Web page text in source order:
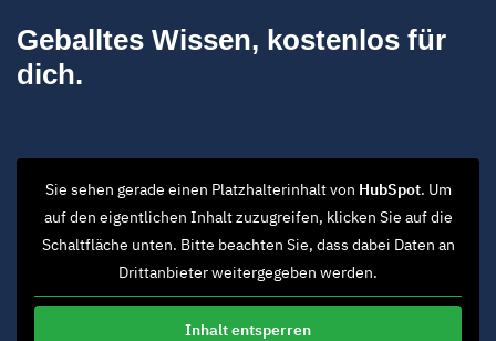
Geballtes Wissen, kostenlos für
dich.
Sie sehen gerade einen Platzhalterinhalt von HubSpot. Um
auf den eigentlichen Inhalt zuzugreifen, klicken Sie auf die
Schaltfläche unten. Bitte beachten Sie, dass dabei Daten an
Drittanbieter weitergegeben werden.
Inhalt entsperren